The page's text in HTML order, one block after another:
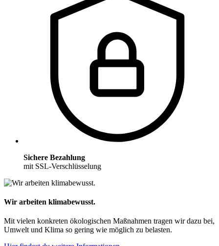
Sichere Bezahlung
mit SSL-Verschlüsselung
Wir arbeiten klimabewusst.
Mit vielen konkreten ökologischen Maßnahmen tragen wir dazu bei,
Umwelt und Klima so gering wie möglich zu belasten.